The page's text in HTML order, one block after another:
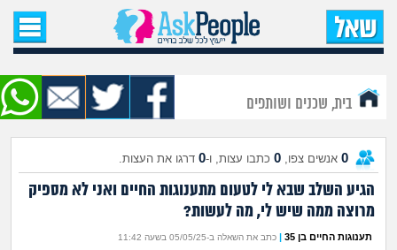
עמוד הבית
שאל שאלה
שאלות חדשות
שאלות שעוררו עניין
עצות חדשות
בית, שכנים ושותפים
0 אנשים צפו, 0 כתבו עצות, ו-0 דרגו את העצות.
הגיע השלב שבא לי לטעום מתענוגות החיים ואני לא מספיק
מרוצה ממה שיש לי, מה לעשות?
תענוגות החיים בן 35 | כתב את השאלה ב-05/05/25 בשעה 11:42